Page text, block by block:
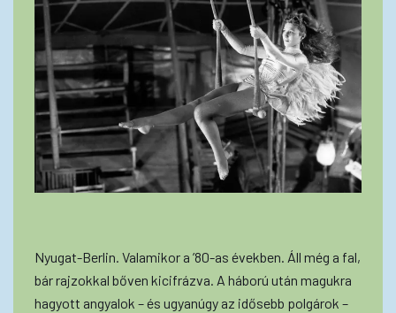
Nyugat-Berlin. Valamikor a ’80-as években. Áll még a fal,
bár rajzokkal bőven kicifrázva. A háború után magukra
hagyott angyalok – és ugyanúgy az idősebb polgárok –